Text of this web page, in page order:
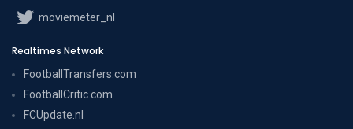
moviemeter_nl
Realtimes Network
FootballTransfers.com
FootballCritic.com
FCUpdate.nl